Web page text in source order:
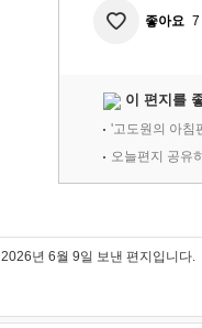
좋아요 7
이 편지를
'고도원의 아침
오늘편지 공유
2026년 6월 9일 보낸 편지입니다.